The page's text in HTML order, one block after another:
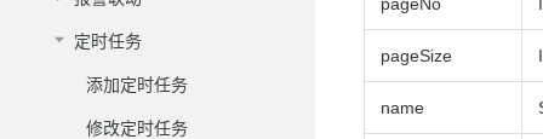
定时任务
添加定时任务
修改定时任务
pageSize
name